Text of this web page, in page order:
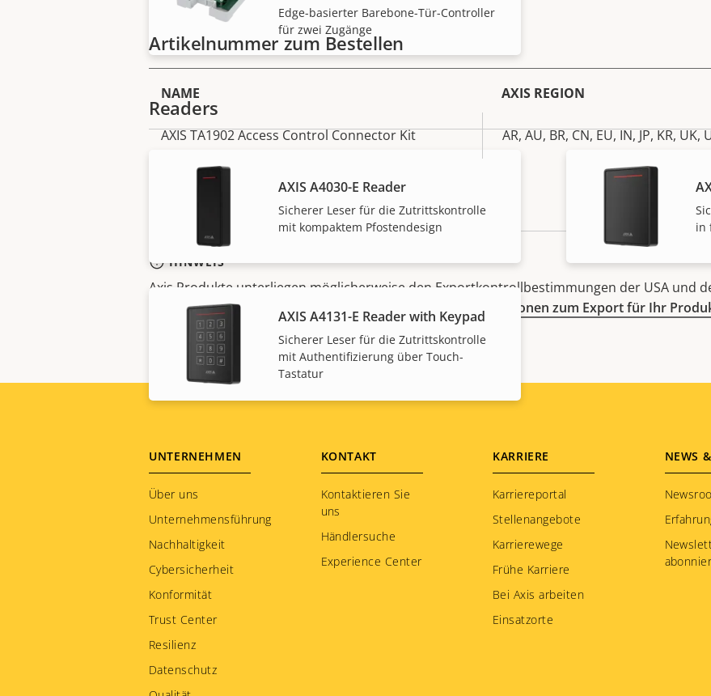
Edge-basierter Barebone-Tür-Controller
für zwei Zugänge
Readers
AXIS A4030-E Reader
Sicherer Leser für die Zutrittskontrolle
mit kompaktem Pfostendesign
in
AXIS A4131-E Reader with Keypad
Sicherer Leser für die Zutrittskontrolle
mit Authentifizierung über Touch-
Tastatur
Artikelnummer zum Bestellen
NAME AXIS REGION
AXIS TA1902 Access Control Connector Kit AR, AU, BR, CN, EU, IN, JP, KR, UK,
HINWEIS
Axis Produkte unterliegen möglicherweise den Exportkontrollbestimmungen der USA und
Exportkontrollgesetze. Finden Sie hier
Compliance-Informationen zum Export für Ihr
Footer
menu
UNTERNEHMEN
Über uns
Unternehmensführung
Nachhaltigkeit
Cybersicherheit
Konformität
Trust Center
Resilienz
Datenschutz
KONTAKT
Kontaktieren Sie
uns
Händlersuche
Experience Center
KARRIERE
Karriereportal
Stellenangebote
Karrierewege
Frühe Karriere
Bei Axis arbeiten
Einsatzorte
NEWS